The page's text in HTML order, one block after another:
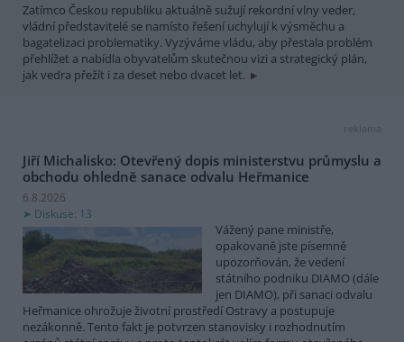
Zatímco Českou republiku aktuálně sužují rekordní vlny veder,
vládní představitelé se namísto řešení uchylují k výsměchu a
bagatelizaci problematiky. Vyzýváme vládu, aby přestala problém
přehlížet a nabídla obyvatelům skutečnou vizi a strategický plán,
jak vedra přežít i za deset nebo dvacet let.
reklama
Jiří Michalisko: Otevřený dopis ministerstvu průmyslu a
obchodu ohledně sanace odvalu Heřmanice
6.8.2026
Diskuse: 13
Vážený pane ministře,
opakovaně jste písemně
upozorňován, že vedení
státního podniku DIAMO (dále
jen DIAMO), při sanaci odvalu
Heřmanice ohrožuje životní prostředí Ostravy a postupuje
nezákonně. Tento fakt je potvrzen stanovisky i rozhodnutím